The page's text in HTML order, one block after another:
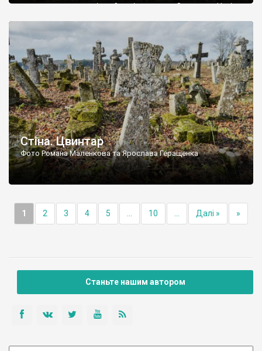
поховали на цвинтарі, який тоді називався Замковим. Нині на
ньому чимало хрестів 19 століття, є такі, де епітафії стер […]
Стіна. Цвинтар
Фото Романа Маленкова та Ярослава Геращенка
1 2 3 4 5 10 Далі » »
Станьте нашим автором